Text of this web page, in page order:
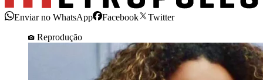
Enviar no WhatsApp Facebook
Twitter
Reprodução